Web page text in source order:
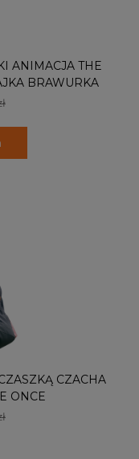
ANIMACJA THE
BRAWURKA
CZACHA
ONCE